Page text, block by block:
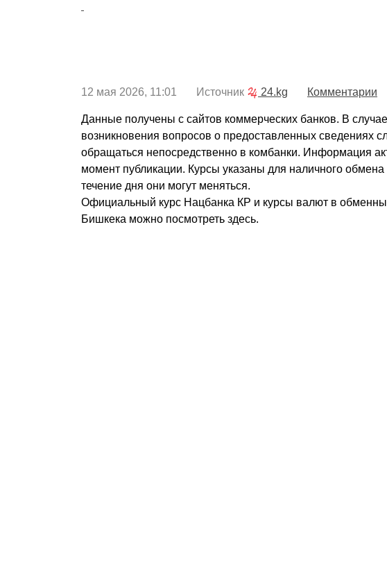
12 мая 2026, 11:01 Источник 24.kg Комментарии
Данные получены с сайтов коммерческих банков. В случае
возникновения вопросов о предоставленных сведениях
обращаться непосредственно в комбанки. Информация
момент публикации. Курсы указаны для наличного
течение дня они могут меняться.
Официальный курс Нацбанка КР и курсы валют в
Бишкека можно посмотреть здесь.